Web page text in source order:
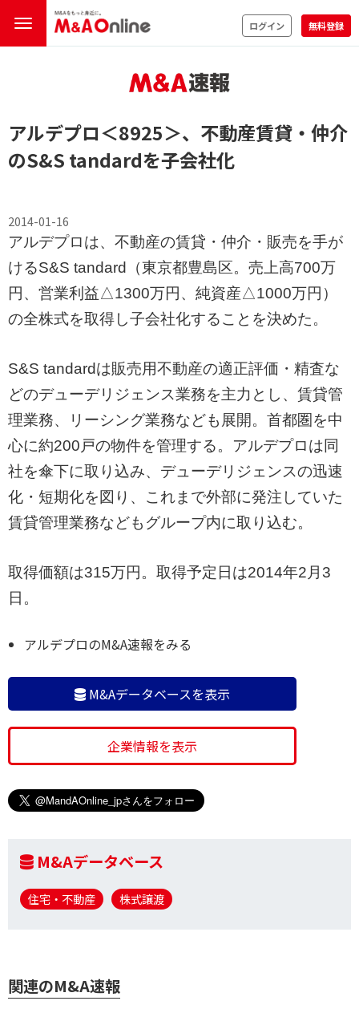
ログイン 無料登録
アルデプロ＜8925＞、不動産賃貸・仲介
のS&S tandardを子会社化
2014-01-16
アルデプロは、不動産の賃貸・仲介・販売を手が
けるS&S tandard（東京都豊島区。売上高700万
円、営業利益△1300万円、純資産△1000万円）
の全株式を取得し子会社化することを決めた。
S&S tandardは販売用不動産の適正評価・精査な
どのデューデリジェンス業務を主力とし、賃貸管
理業務、リーシング業務なども展開。首都圏を中
心に約200戸の物件を管理する。アルデプロは同
社を傘下に取り込み、デューデリジェンスの迅速
化・短期化を図り、これまで外部に発注していた
賃貸管理業務などもグループ内に取り込む。
取得価額は315万円。取得予定日は2014年2月3
日。
アルデプロのM&A速報をみる
M&Aデータベースを表示
企業情報を表示
M&Aデータベース
住宅・不動産 株式譲渡
関連のM&A速報